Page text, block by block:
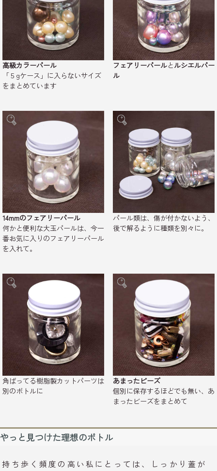
高級カラーパール
「５gケース」に入らないサイズ
をまとめています
フェアリーパールとルシエルパー
ル
14mmのフェアリーパール
何かと便利な大玉パールは、今一
番お気に入りのフェアリーパール
を入れて。
パール類は、傷が付かないよう、
後で解るように種類を別々に。
角ばってる樹脂製カットパーツは
別のボトルに
あまったビーズ
個別に保存するほどでも無い、あ
まったビーズをまとめて
やっと見つけた理想のボトル
持ち歩く頻度の高い私にとっては、しっかり蓋が